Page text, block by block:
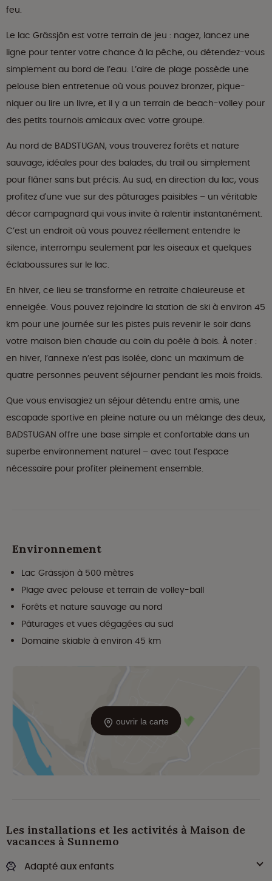
feu.
Le lac Grässjön est votre terrain de jeu : nagez, lancez une
ligne pour tenter votre chance à la pêche, ou détendez-vous
simplement au bord de l’eau. L’aire de plage possède une
pelouse bien entretenue où vous pouvez bronzer, pique-
niquer ou lire un livre, et il y a un terrain de beach-volley pour
des petits tournois amicaux avec votre groupe.
Au nord de BADSTUGAN, vous trouverez forêts et nature
sauvage, idéales pour des balades, du trail ou simplement
pour flâner sans but précis. Au sud, en direction du lac, vous
profitez d'une vue sur des pâturages paisibles – un véritable
décor campagnard qui vous invite à ralentir instantanément.
C’est un endroit où vous pouvez réellement entendre le
silence, interrompu seulement par les oiseaux et quelques
éclaboussures sur le lac.
En hiver, ce lieu se transforme en retraite chaleureuse et
enneigée. Vous pouvez rejoindre la station de ski à environ 45
km pour une journée sur les pistes puis revenir le soir dans
votre maison bien chaude au coin du poêle à bois. À noter :
en hiver, l’annexe n’est pas isolée, donc un maximum de
quatre personnes peuvent séjourner pendant les mois froids.
Que vous envisagiez un séjour détendu entre amis, une
escapade sportive en pleine nature ou un mélange des deux,
BADSTUGAN offre une base simple et confortable dans un
superbe environnement naturel – avec tout l’espace
nécessaire pour profiter pleinement ensemble.
ouvrir la carte
Environnement
Lac Grässjön à 500 mètres
Plage avec pelouse et terrain de volley-ball
Forêts et nature sauvage au nord
Pâturages et vues dégagées au sud
Domaine skiable à environ 45 km
Les installations et les activités à Maison de
vacances à Sunnemo
Adapté aux enfants